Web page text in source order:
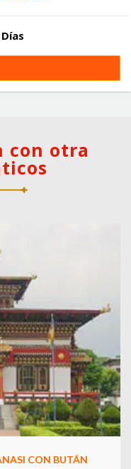
con otra
CON BUTÁN